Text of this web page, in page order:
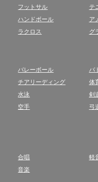
フットサル テ
ハンドボール ア
ラクロス グ
バレーボール バ
チアリーディング 体
水泳 剣
空手 弓
合唱 軽
音楽